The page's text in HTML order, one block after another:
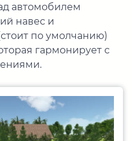
автомобилем
навес и
по умолчанию)
гармонирует с